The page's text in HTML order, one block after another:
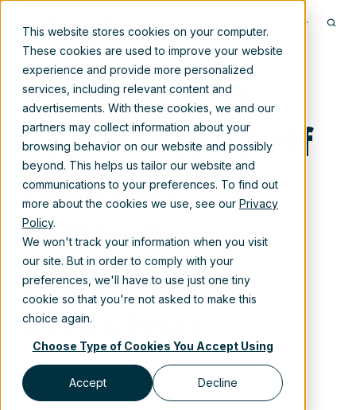
This website stores cookies on your computer.
These cookies are used to improve your website
experience and provide more personalized
services, including relevant content and
advertisements. With these cookies, we and our
partners may collect information about your
browsing behavior on our website and possibly
beyond. This helps us tailor our website and
communications to your preferences. To find out
more about the cookies we use, see our Privacy
Policy.
We won't track your information when you visit
our site. But in order to comply with your
preferences, we'll have to use just one tiny
cookie so that you're not asked to make this
choice again.
Choose Type of Cookies You Accept Using
Accept Decline
Persbericht
van Xillio: Jeff
Willinger
nieuwe
algemeen
directeur
May 4, 2021 11:30:00 AM